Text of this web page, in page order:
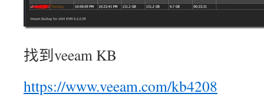
找到veeam KB
https://www.veeam.com/kb4208